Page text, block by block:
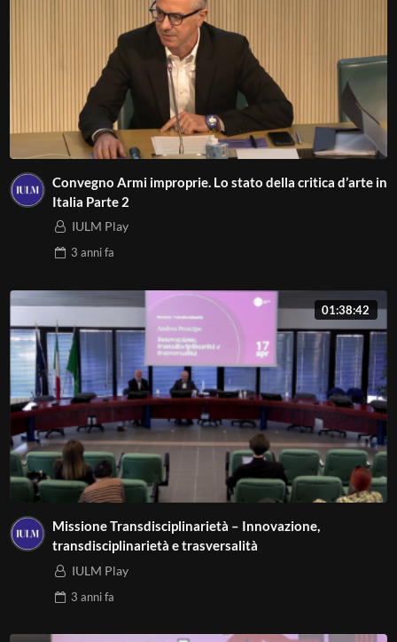
Convegno Armi improprie. Lo stato della critica d’arte in
Italia Parte 2
IULM Play
3 annifa
01:38:42
Missione Transdisciplinarietà – Innovazione,
transdisciplinarietà e trasversalità
IULM Play
3 annifa